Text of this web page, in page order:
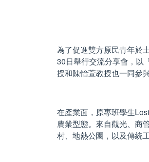
為了促進雙方原民青年於
30日舉行交流分享會，以
授和陳怡萱教授也一同參
在產業面，原專班學生
農業型態。來自觀光、商
村、地熱公園，以及傳統